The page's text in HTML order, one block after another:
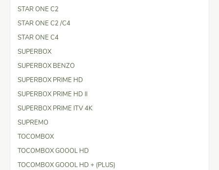
STAR ONE C2
STAR ONE C2 /C4
STAR ONE C4
SUPERBOX
SUPERBOX BENZO
SUPERBOX PRIME HD
SUPERBOX PRIME HD II
SUPERBOX PRIME ITV 4K
SUPREMO
TOCOMBOX
TOCOMBOX GOOOL HD
TOCOMBOX GOOOL HD + (PLUS)